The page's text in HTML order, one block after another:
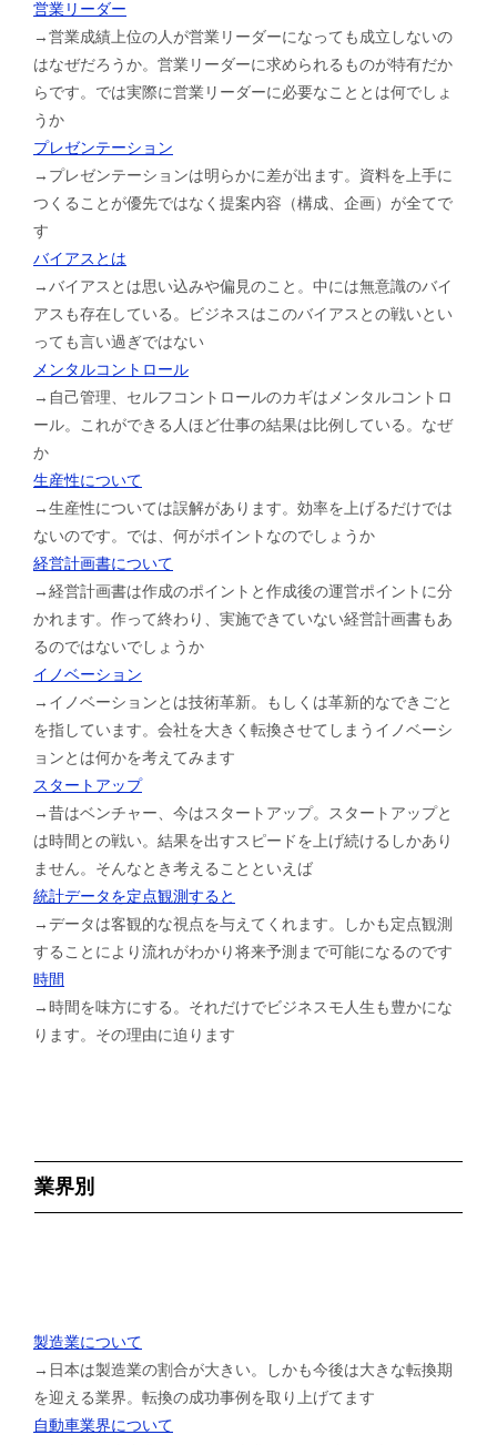
営業リーダー
→営業成績上位の人が営業リーダーになっても成立しないの
はなぜだろうか。営業リーダーに求められるものが特有だか
らです。では実際に営業リーダーに必要なこととは何でしょ
うか
プレゼンテーション
→プレゼンテーションは明らかに差が出ます。資料を上手に
つくることが優先ではなく提案内容（構成、企画）が全てで
す
バイアスとは
→バイアスとは思い込みや偏見のこと。中には無意識のバイ
アスも存在している。ビジネスはこのバイアスとの戦いとい
っても言い過ぎではない
メンタルコントロール
→自己管理、セルフコントロールのカギはメンタルコントロ
ール。これができる人ほど仕事の結果は比例している。なぜ
か
生産性について
→生産性については誤解があります。効率を上げるだけでは
ないのです。では、何がポイントなのでしょうか
経営計画書について
→経営計画書は作成のポイントと作成後の運営ポイントに分
かれます。作って終わり、実施できていない経営計画書もあ
るのではないでしょうか
イノベーション
→イノベーションとは技術革新。もしくは革新的なできごと
を指しています。会社を大きく転換させてしまうイノベーシ
ョンとは何かを考えてみます
スタートアップ
→昔はベンチャー、今はスタートアップ。スタートアップと
は時間との戦い。結果を出すスピードを上げ続けるしかあり
ません。そんなとき考えることといえば
統計データを定点観測すると
→データは客観的な視点を与えてくれます。しかも定点観測
することにより流れがわかり将来予測まで可能になるのです
時間
→時間を味方にする。それだけでビジネスモ人生も豊かにな
ります。その理由に迫ります
業界別
製造業について
→日本は製造業の割合が大きい。しかも今後は大きな転換期
を迎える業界。転換の成功事例を取り上げてます
自動車業界について